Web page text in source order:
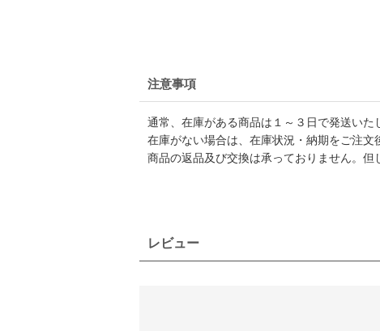
注意事項
通常、在庫がある商品は１～３日で発送いた
在庫がない場合は、在庫状況・納期をご注文
商品の返品及び交換は承っておりません。
レビュー